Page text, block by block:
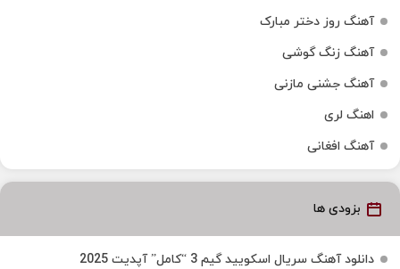
آهنگ روز دختر مبارک
آهنگ زنگ گوشی
آهنگ جشنی مازنی
اهنگ لری
آهنگ افغانی
بزودی ها
دانلود آهنگ سریال اسکویید گیم 3 “کامل” آپدیت 2025